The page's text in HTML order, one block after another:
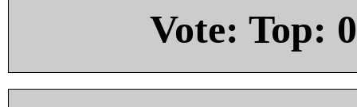
Vote: Top: 0